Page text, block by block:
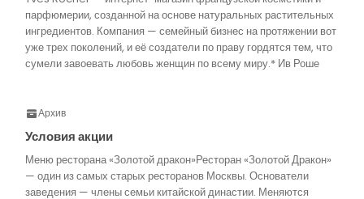
парфюмерии, созданной на основе натуральных растительных
ингредиентов. Компания — семейный бизнес на протяжении вот
уже трех поколений, и её создатели по праву гордятся тем, что
сумели завоевать любовь женщин по всему миру.* Ив Роше
Архив
Условия акции
Меню ресторана «Золотой дракон»Ресторан «Золотой Дракон»
— один из самых старых ресторанов Москвы. Основатели
заведения — члены семьи китайской династии. Меняются